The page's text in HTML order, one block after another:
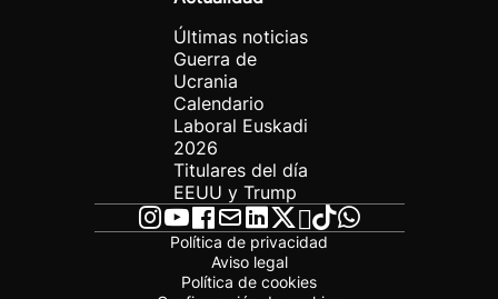
Últimas noticias
Guerra de
Ucrania
Calendario
Laboral Euskadi
2026
Titulares del día
EEUU y Trump
Política de privacidad
Aviso legal
Política de cookies